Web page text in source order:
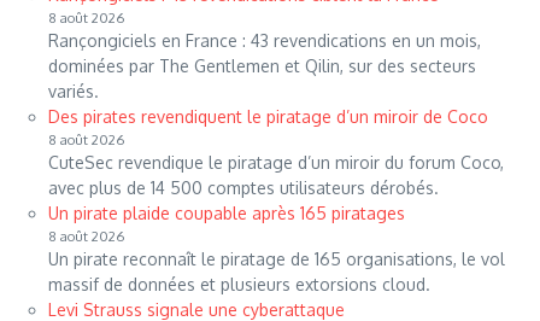
8 août 2026
Rançongiciels en France : 43 revendications en un mois,
dominées par The Gentlemen et Qilin, sur des secteurs
variés.
Des pirates revendiquent le piratage d’un miroir de Coco
8 août 2026
CuteSec revendique le piratage d’un miroir du forum Coco,
avec plus de 14 500 comptes utilisateurs dérobés.
Un pirate plaide coupable après 165 piratages
8 août 2026
Un pirate reconnaît le piratage de 165 organisations, le vol
massif de données et plusieurs extorsions cloud.
Levi Strauss signale une cyberattaque